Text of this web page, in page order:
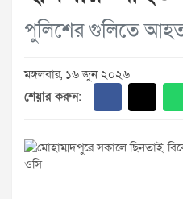
পুলিশের গুলিতে
মঙ্গলবার, ১৬ জুন ২০২৬
শেয়ার করুন: